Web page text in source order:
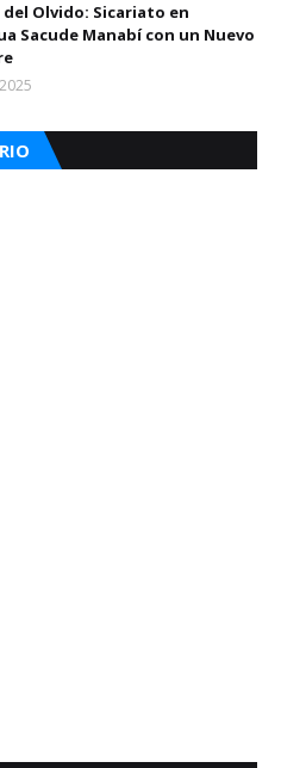
del Olvido: Sicariato en
Sacude Manabí con un Nuevo